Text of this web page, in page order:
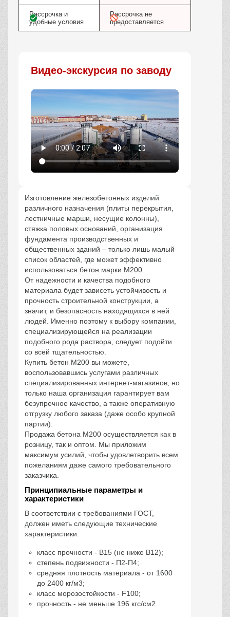
Рассрочка и
удобные условия
Рассрочка не
предоставляется
Видео-экскурсия по заводу
Изготовление железобетонных изделий
различного назначения (плиты перекрытия,
лестничные марши, несущие колонны),
стяжка половых оснований, организация
фундамента производственных и
общественных зданий – только лишь малый
список областей, где может эффективно
использоваться бетон марки М200.
От надежности и качества подобного
материала будет зависеть устойчивость и
прочность строительной конструкции, а
значит, и безопасность находящихся в ней
людей. Именно поэтому к выбору компании,
специализирующейся на реализации
подобного рода раствора, следует подойти
со всей тщательностью.
Купить бетон М200 вы можете,
воспользовавшись услугами различных
специализированных интернет-магазинов, но
только наша организация гарантирует вам
безупречное качество, а также оперативную
отгрузку любого заказа (даже особо крупной
партии).
Продажа бетона М200 осуществляется как в
розницу, так и оптом. Мы приложим
максимум усилий, чтобы удовлетворить всем
пожеланиям даже самого требовательного
заказчика.
Принципиальные параметры и
характеристики
В соответствии с требованиями ГОСТ,
должен иметь следующие технические
характеристики:
класс прочности - В15 (не ниже В12);
степень подвижности - П2-П4;
средняя плотность материала - от 1600
до 2400 кг/м3;
класс морозостойкости - F100;
прочность - не меньше 196 кгc/см2.